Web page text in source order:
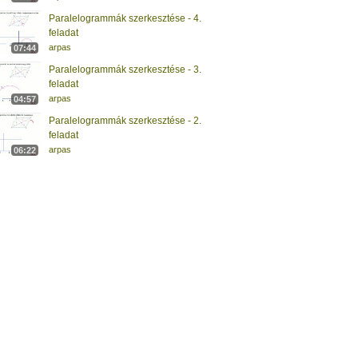
07:44
Paralelogrammák szerkesztése - 4.
feladat
arpas
04:57
Paralelogrammák szerkesztése - 3.
feladat
arpas
06:22
Paralelogrammák szerkesztése - 2.
feladat
arpas